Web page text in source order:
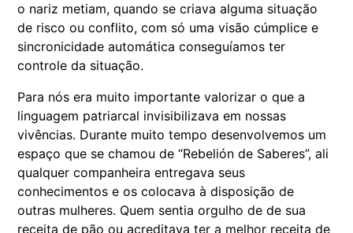
o nariz metiam, quando se criava alguma situação
de risco ou conflito, com só uma visão cúmplice e
sincronicidade automática conseguíamos ter
controle da situação.
Para nós era muito importante valorizar o que a
linguagem patriarcal invisibilizava em nossas
vivências. Durante muito tempo desenvolvemos um
espaço que se chamou de “Rebelión de Saberes”, ali
qualquer companheira entregava seus
conhecimentos e os colocava à disposição de
outras mulheres. Quem sentia orgulho de de sua
receita de pão ou acreditava ter a melhor receita de